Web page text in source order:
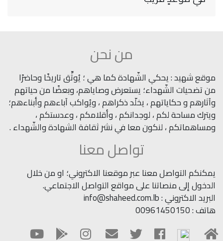
من نحن
موقع شهيد : يحكي الشّهادة كما هي ؛ يُوثِّق تاريخًا وحاضرًا
من تضحيات الشّهداء؛ يستعرض وصاياهم، وبعضًا من حياتهم
وآثارهم و حكاياتهم ، يخلّد ذكراهم ، ويُواكب آباءهم وأبناءهم؛
ويترك مساحة لكم ، لوجدانكم ، وأقلامكم ، وعدستكم ،
ومساهماتكم ، لنكون معا في نشر ثقافة الشهادة والشّهداء .
تواصل معنا
يمكنكم التواصل معنا عبر موقعنا الاكتروني؛ او من خلال
الدخول إلى منصاتنا على مواقع التواصل الاجتماعي.
البريد الاكتروني : info@shaheed.com.lb
هاتف : 00961450150